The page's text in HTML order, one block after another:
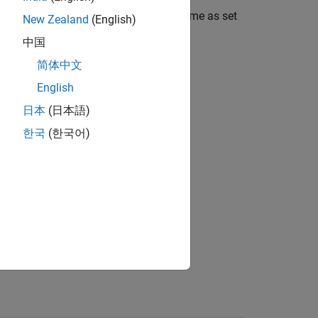
in the North-East-Down (NED) frame as set
north).
North, in the horizontal plane).
(vertical component).
New Zealand (English)
中国
简体中文
English
日本 (日本語)
한국 (한국어)